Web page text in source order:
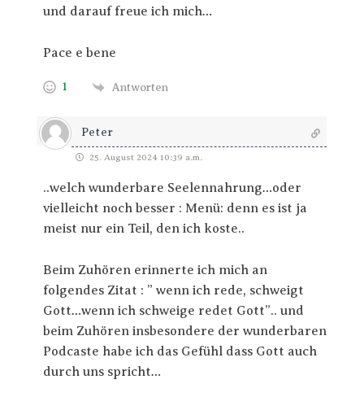
und darauf freue ich mich…
Pace e bene
1 Antworten
Peter
25. August 2024 10:39 a.m.
..welch wunderbare Seelennahrung…oder
vielleicht noch besser : Menü: denn es ist ja
meist nur ein Teil, den ich koste..
Beim Zuhören erinnerte ich mich an
folgendes Zitat : ” wenn ich rede, schweigt
Gott…wenn ich schweige redet Gott”.. und
beim Zuhören insbesondere der wunderbaren
Podcaste habe ich das Gefühl dass Gott auch
durch uns spricht…